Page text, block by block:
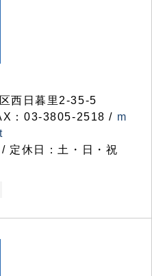
西日暮里2-35-5
：03-3805-2518 / m
定休日：土・日・祝